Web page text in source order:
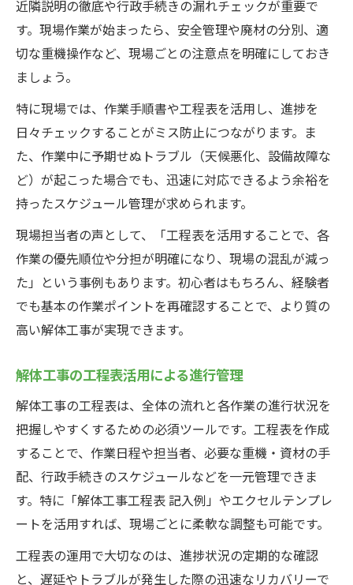
近隣説明の徹底や行政手続きの漏れチェックが重要で
す。現場作業が始まったら、安全管理や廃材の分別、適
切な重機操作など、現場ごとの注意点を明確にしておき
ましょう。
特に現場では、作業手順書や工程表を活用し、進捗を
日々チェックすることがミス防止につながります。ま
た、作業中に予期せぬトラブル（天候悪化、設備故障な
ど）が起こった場合でも、迅速に対応できるよう余裕を
持ったスケジュール管理が求められます。
現場担当者の声として、「工程表を活用することで、各
作業の優先順位や分担が明確になり、現場の混乱が減っ
た」という事例もあります。初心者はもちろん、経験者
でも基本の作業ポイントを再確認することで、より質の
高い解体工事が実現できます。
解体工事の工程表活用による進行管理
解体工事の工程表は、全体の流れと各作業の進行状況を
把握しやすくするための必須ツールです。工程表を作成
することで、作業日程や担当者、必要な重機・資材の手
配、行政手続きのスケジュールなどを一元管理できま
す。特に「解体工事工程表 記入例」やエクセルテンプレ
ートを活用すれば、現場ごとに柔軟な調整も可能です。
工程表の運用で大切なのは、進捗状況の定期的な確認
と、遅延やトラブルが発生した際の迅速なリカバリーで